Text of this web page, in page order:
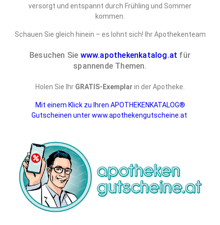
versorgt und entspannt durch Frühling und Sommer
kommen.
Schauen Sie gleich hinein – es lohnt sich! Ihr Apothekenteam
Besuchen Sie www.apothekenkatalog.at für
spannende Themen.
Holen Sie Ihr GRATIS-Exemplar in der Apotheke.
Mit einem Klick zu Ihren APOTHEKENKATALOG®
Gutscheinen unter www.apothekengutscheine.at